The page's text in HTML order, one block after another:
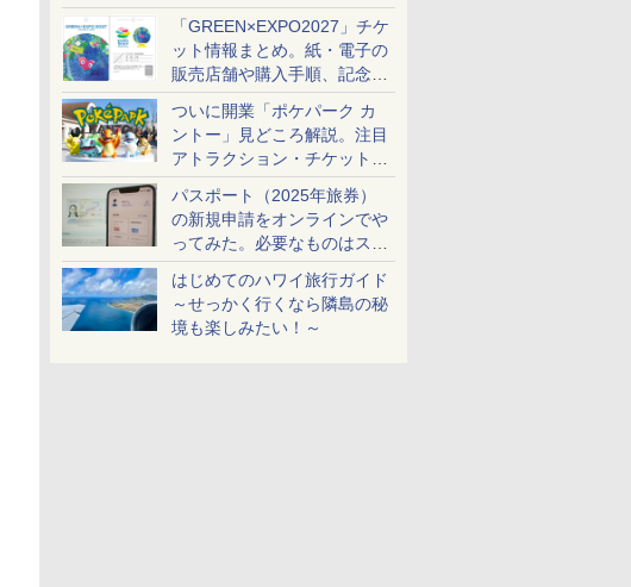
め
「GREEN×EXPO2027」チケ
ット情報まとめ。紙・電子の
販売店舗や購入手順、記念チ
ケットも解説
ついに開業「ポケパーク カ
ントー」見どころ解説。注目
アトラクション・チケット手
配・来場前に必要な準備は？
パスポート（2025年旅券）
の新規申請をオンラインでや
ってみた。必要なものはスマ
ホとマイナカードのみ
はじめてのハワイ旅行ガイド
～せっかく行くなら隣島の秘
境も楽しみたい！～